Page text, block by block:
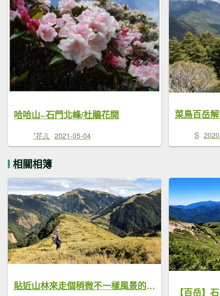
哈哈山~石門北峰/杜鵑花開
*花ㄦ 2021-05-04 S
相關相簿
貼近山林來走個稍微不一樣風景的合歡山
【百岳】